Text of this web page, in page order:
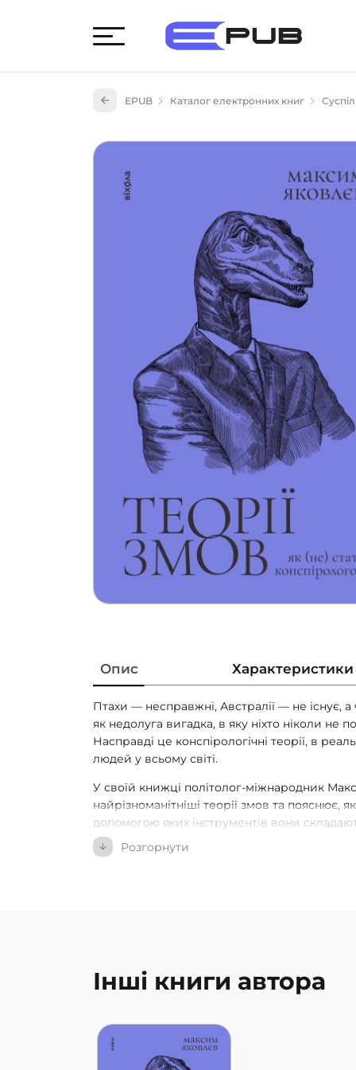
EPUB Каталог електронних книг
Опис Характеристики
Птахи — несправжні, Австралії — не існує,
як недолуга вигадка, в яку ніхто ніколи не
Насправді це конспірологічні теорії, в
людей у всьому світі.
У своїй книжці політолог-міжнародник
найрізноманітніші теорії змов та пояснює,
допомогою яких інструментів вони
Масони, євреї та рептилоїди. COVID-19 і
погодою, а також про те, що Римську
Інквізиція, а Україну — масони. За
Розгорнути
Інші книги автора